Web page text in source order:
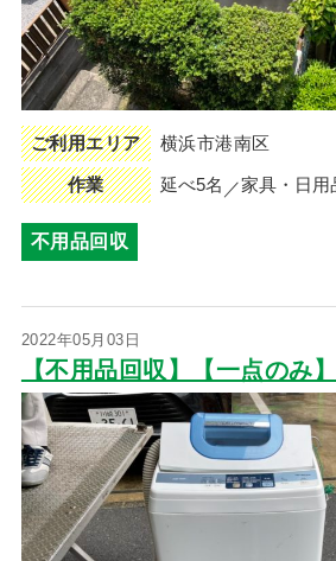
ご利用エリア 横浜市港南区
作業 延べ5名 家具・日用
不用品回収
2022年05月03日
【不用品回収】【一点のみ